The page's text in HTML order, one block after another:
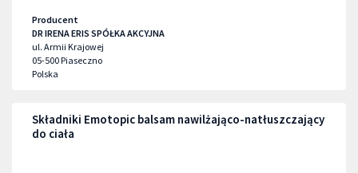
Producent
DR IRENA ERIS SPÓŁKA AKCYJNA
ul. Armii Krajowej
05-500Piaseczno
Polska
Składniki Emotopic balsam nawilżająco-natłuszczający
do ciała